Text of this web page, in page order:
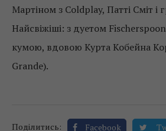
Мартіном з Coldplay, Патті Сміт і
Найсвіжіші: з дуетом
кумою, вдовою Курта Кобейна
Grande).
Поділитись: Facebook